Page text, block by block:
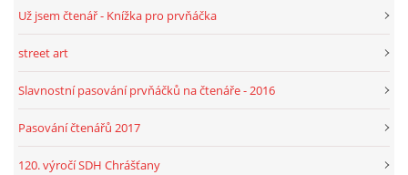
Už jsem čtenář - Knížka pro prvňáčka
street art
Slavnostní pasování prvňáčků na čtenáře - 2016
Pasování čtenářů 2017
120. výročí SDH Chrášťany